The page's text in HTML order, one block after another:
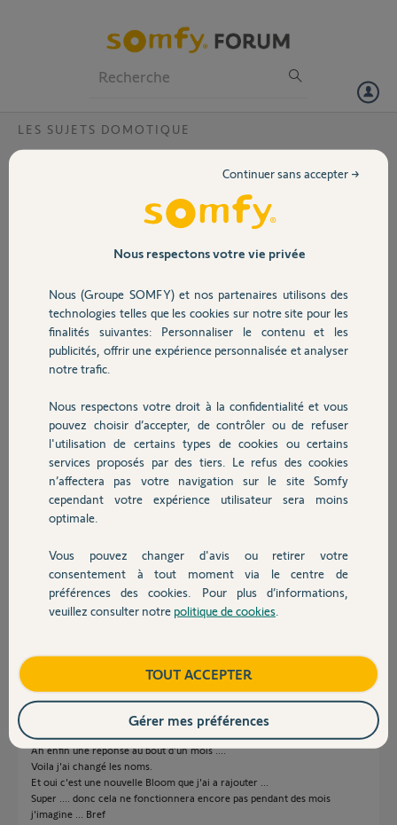
Volet
Sécurité
Domotique
Chauffage
Autres produits
Devis avec un pro
Contact
LES SUJETS DOMOTIQUE
Problème suppression et rafraîchissement
Bonjour, j’ai créé un nouveau post car aucun yellow ne s’en ait occupé
depuis 1 mois !!!. J'ai rajouté un Hue Bloom dans philips hue. Mais
cela ne s'actualise pas dans Tahoma.
Et j'ai 2 rubans Philips Hue à supprimer !
J'attends toujours la prise en charge par un Yellow.
Romain C.
Participer au fil de discussion
Réponses
Pouvez vous renommer ces élément "a supprimer01,02".
concernant le Bloom pouvez vous me donner la référence exact car je
sais qu'il y a eu des changement chez philips et les nouveaux bloom ne
son pas reconnu.
Bonne journée.
Nicolas F. il y a plus de 5 ans
Bonjour !
Ah enfin une réponse au bout d'un mois ....
Voila j'ai changé les noms.
Et oui c'est une nouvelle Bloom que j'ai a rajouter ...
Super .... donc cela ne fonctionnera encore pas pendant des mois
j'imagine ... Bref
Nous respectons votre vie privée
Nous (Groupe SOMFY) et nos partenaires utilisons des
technologies telles que les cookies sur notre site pour les
finalités suivantes: Personnaliser le contenu et les
publicités, offrir une expérience personnalisée et analyser
notre trafic.
Nous respectons votre droit à la confidentialité et vous
pouvez choisir d’accepter, de contrôler ou de refuser
l'utilisation de certains types de cookies ou certains
services proposés par des tiers. Le refus des cookies
n’affectera pas votre navigation sur le site Somfy
cependant votre expérience utilisateur sera moins
optimale.
Vous pouvez changer d'avis ou retirer votre
consentement à tout moment via le centre de
préférences des cookies. Pour plus d’informations,
veuillez consulter notre politique de cookies
Continuer sans accepter →
TOUT ACCEPTER
Gérer mes préférences